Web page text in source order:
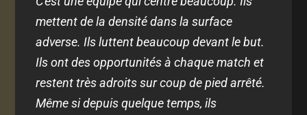
mettent de la densité dans la surface
adverse. Ils luttent beaucoup devant le but.
Ils ont des opportunités à chaque match et
restent très adroits sur coup de pied arrêté.
Même si depuis quelque temps, ils